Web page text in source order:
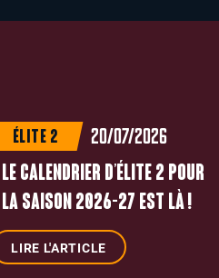
ÉLITE 2 20/07/2026
LE CALENDRIER D’ÉLITE 2 POUR
LA SAISON 2026-27 EST LÀ !
LIRE L'ARTICLE